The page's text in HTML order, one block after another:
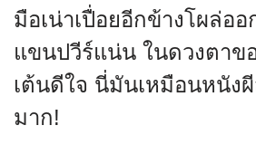
มือเน่าเปื่อยอีกข้างโผล่อ
แขนปวีร์แน่น ในดวงตาข
เต้นดีใจ นี่มันเหมือนหนัง
มาก!